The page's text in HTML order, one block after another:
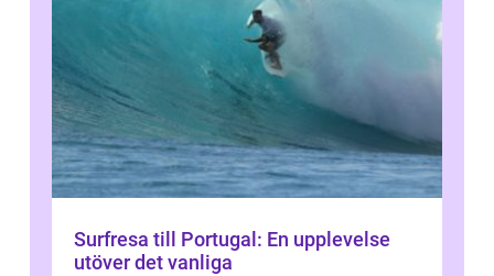
Surfresa till Portugal: En upplevelse
utöver det vanliga